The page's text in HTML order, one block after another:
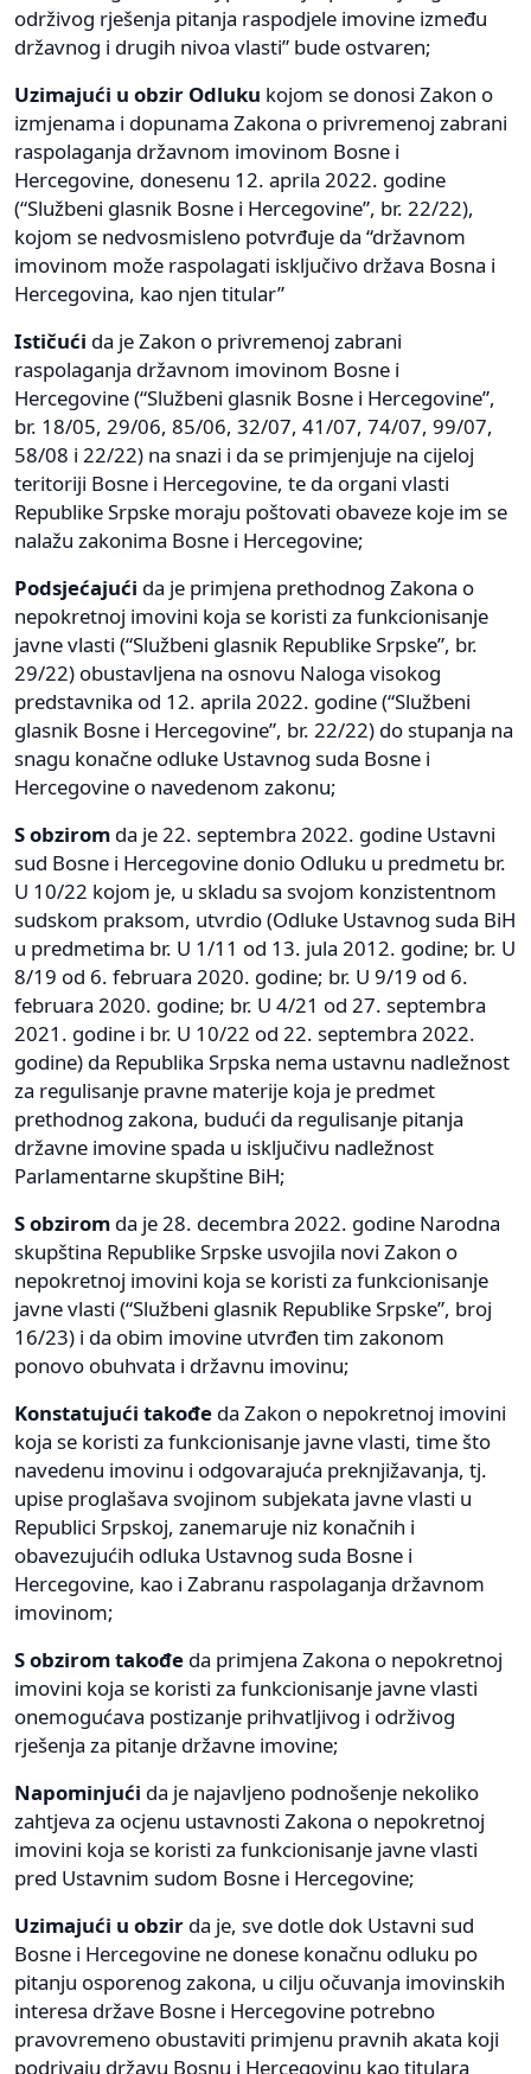
održivog rješenja pitanja raspodjele imovine između
državnog i drugih nivoa vlasti” bude ostvaren;
Uzimajući u obzir Odluku kojom se donosi Zakon o
izmjenama i dopunama Zakona o privremenoj zabrani
raspolaganja državnom imovinom Bosne i
Hercegovine, donesenu 12. aprila 2022. godine
(“Službeni glasnik Bosne i Hercegovine”, br. 22/22),
kojom se nedvosmisleno potvrđuje da “državnom
imovinom može raspolagati isključivo država Bosna i
Hercegovina, kao njen titular”
Ističući da je Zakon o privremenoj zabrani
raspolaganja državnom imovinom Bosne i
Hercegovine (“Službeni glasnik Bosne i Hercegovine”,
br. 18/05, 29/06, 85/06, 32/07, 41/07, 74/07, 99/07,
58/08 i 22/22) na snazi i da se primjenjuje na cijeloj
teritoriji Bosne i Hercegovine, te da organi vlasti
Republike Srpske moraju poštovati obaveze koje im se
nalažu zakonima Bosne i Hercegovine;
Podsjećajući da je primjena prethodnog Zakona o
nepokretnoj imovini koja se koristi za funkcionisanje
javne vlasti (“Službeni glasnik Republike Srpske”, br.
29/22) obustavljena na osnovu Naloga visokog
predstavnika od 12. aprila 2022. godine (“Službeni
glasnik Bosne i Hercegovine”, br. 22/22) do stupanja na
snagu konačne odluke Ustavnog suda Bosne i
Hercegovine o navedenom zakonu;
S obzirom da je 22. septembra 2022. godine Ustavni
sud Bosne i Hercegovine donio Odluku u predmetu br.
U 10/22 kojom je, u skladu sa svojom konzistentnom
sudskom praksom, utvrdio (Odluke Ustavnog suda BiH
u predmetima br. U 1/11 od 13. jula 2012. godine; br. U
8/19 od 6. februara 2020. godine; br. U 9/19 od 6.
februara 2020. godine; br. U 4/21 od 27. septembra
2021. godine i br. U 10/22 od 22. septembra 2022.
godine) da Republika Srpska nema ustavnu nadležnost
za regulisanje pravne materije koja je predmet
prethodnog zakona, budući da regulisanje pitanja
državne imovine spada u isključivu nadležnost
Parlamentarne skupštine BiH;
S obzirom da je 28. decembra 2022. godine Narodna
skupština Republike Srpske usvojila novi Zakon o
nepokretnoj imovini koja se koristi za funkcionisanje
javne vlasti (“Službeni glasnik Republike Srpske”, broj
16/23) i da obim imovine utvrđen tim zakonom
ponovo obuhvata i državnu imovinu;
Konstatujući takođe da Zakon o nepokretnoj imovini
koja se koristi za funkcionisanje javne vlasti, time što
navedenu imovinu i odgovarajuća preknjižavanja, tj.
upise proglašava svojinom subjekata javne vlasti u
Republici Srpskoj, zanemaruje niz konačnih i
obavezujućih odluka Ustavnog suda Bosne i
Hercegovine, kao i Zabranu raspolaganja državnom
imovinom;
S obzirom takođe da primjena Zakona o nepokretnoj
imovini koja se koristi za funkcionisanje javne vlasti
onemogućava postizanje prihvatljivog i održivog
rješenja za pitanje državne imovine;
Napominjući da je najavljeno podnošenje nekoliko
zahtjeva za ocjenu ustavnosti Zakona o nepokretnoj
imovini koja se koristi za funkcionisanje javne vlasti
pred Ustavnim sudom Bosne i Hercegovine;
Uzimajući u obzir da je, sve dotle dok Ustavni sud
Bosne i Hercegovine ne donese konačnu odluku po
pitanju osporenog zakona, u cilju očuvanja imovinskih
interesa države Bosne i Hercegovine potrebno
pravovremeno obustaviti primjenu pravnih akata koji
podrivaju državu Bosnu i Hercegovinu kao titulara